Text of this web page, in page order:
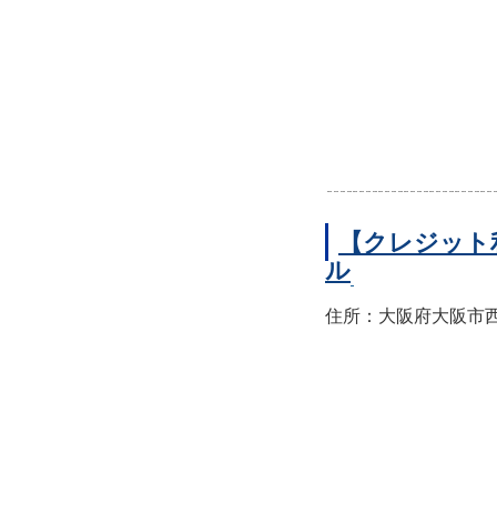
【クレジッ
ル
住所：大阪府大阪市